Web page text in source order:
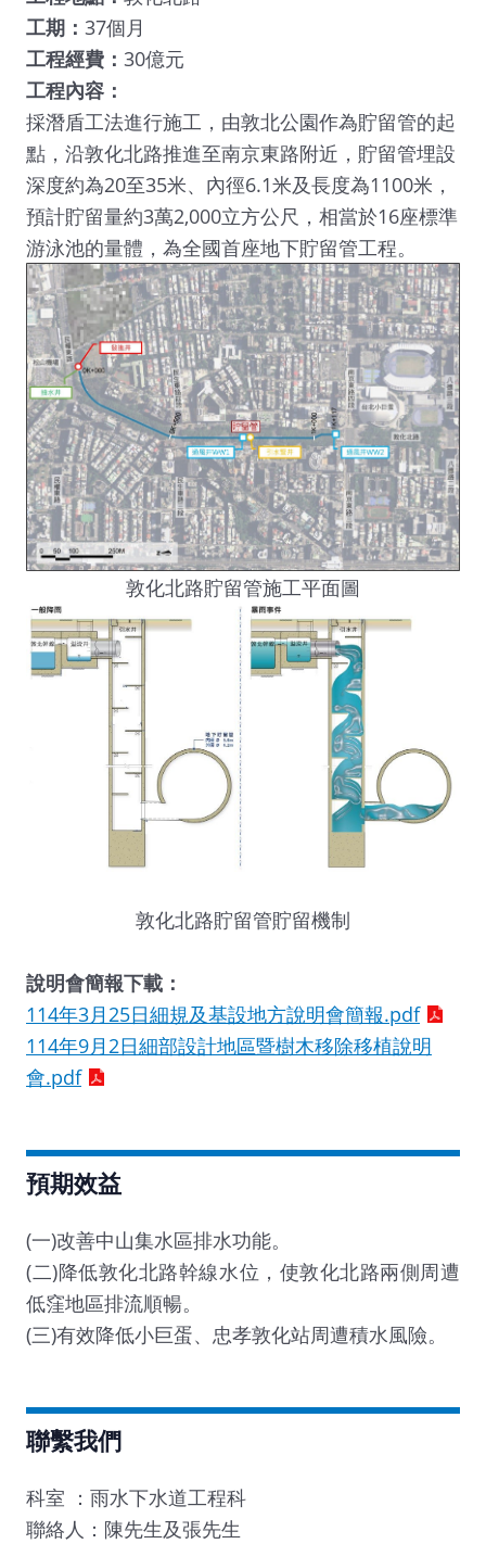
工期： 37個月
工程經費： 30億元
工程內容：
採潛盾工法進行施工，由敦北公園作為貯留管的起
點，沿敦化北路推進至南京東路附近，貯留管埋設
深度約為20至35米、內徑6.1米及長度為1100米，
預計貯留量約3萬2,000立方公尺，相當於16座標準
游泳池的量體，為全國首座地下貯留管工程。
敦化北路貯留管施工平面圖
敦化北路貯留管貯留機制
說明會簡報下載：
114年3月25日細規及基設地方說明會簡報.pdf
114年9月2日細部設計地區暨樹木移除移植說明
會.pdf
預期效益
(一)改善中山集水區排水功能。
(二)降低敦化北路幹線水位，使敦化北路兩側周遭
低窪地區排流順暢。
(三)有效降低小巨蛋、忠孝敦化站周遭積水風險。
聯繫我們
科室 ：雨水下水道工程科
聯絡人：陳先生及張先生